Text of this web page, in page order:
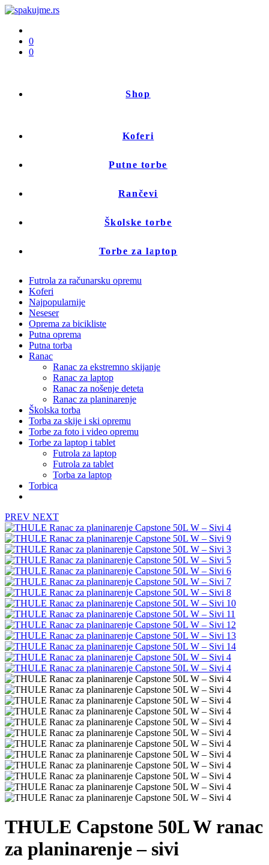
0
0
Shop
Koferi
Putne torbe
Rančevi
Školske torbe
Torbe za laptop
Futrola za računarsku opremu
Koferi
Najpopularnije
Neseser
Oprema za bicikliste
Putna oprema
Putna torba
Ranac
Ranac za ekstremno skijanje
Ranac za laptop
Ranac za nošenje deteta
Ranac za planinarenje
Školska torba
Torba za skije i ski opremu
Torbe za foto i video opremu
Torbe za laptop i tablet
Futrola za laptop
Futrola za tablet
Torba za laptop
Torbica
PREV NEXT
THULE Capstone 50L W ranac
za planinarenje – sivi